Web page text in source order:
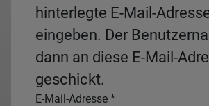
hinterlegte E-Mail-
eingeben. Der
dann an diese E-Mail-
geschickt.
E-Mail-Adresse *